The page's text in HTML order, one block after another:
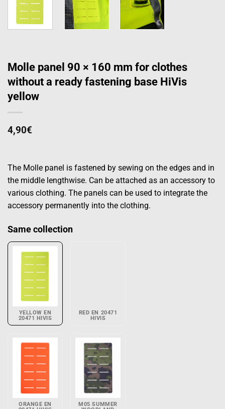
Molle panel 90 × 160 mm for clothes
without a ready fastening base HiVis
yellow
4,90€
The Molle panel is fastened by sewing on the edges and in
the middle lengthwise. Can be attached as an accessory to
various clothing. The panels can be used to integrate the
accessory permanently into the clothing.
Same collection
YELLOW EN
20471 HIVIS
RED EN 20471
HIVIS
ORANGE EN
M05 SUMMER